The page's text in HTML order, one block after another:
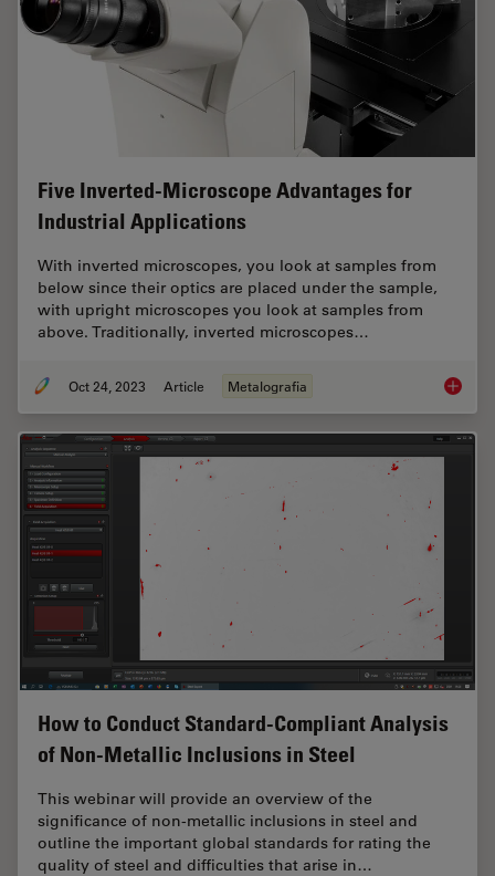
Five Inverted-Microscope Advantages for
Industrial Applications
With inverted microscopes, you look at samples from
below since their optics are placed under the sample,
with upright microscopes you look at samples from
above. Traditionally, inverted microscopes…
Oct 24, 2023 Article Metalografia Five
How to Conduct Standard-Compliant Analysis
of Non-Metallic Inclusions in Steel
This webinar will provide an overview of the
significance of non-metallic inclusions in steel and
outline the important global standards for rating the
quality of steel and difficulties that arise in…